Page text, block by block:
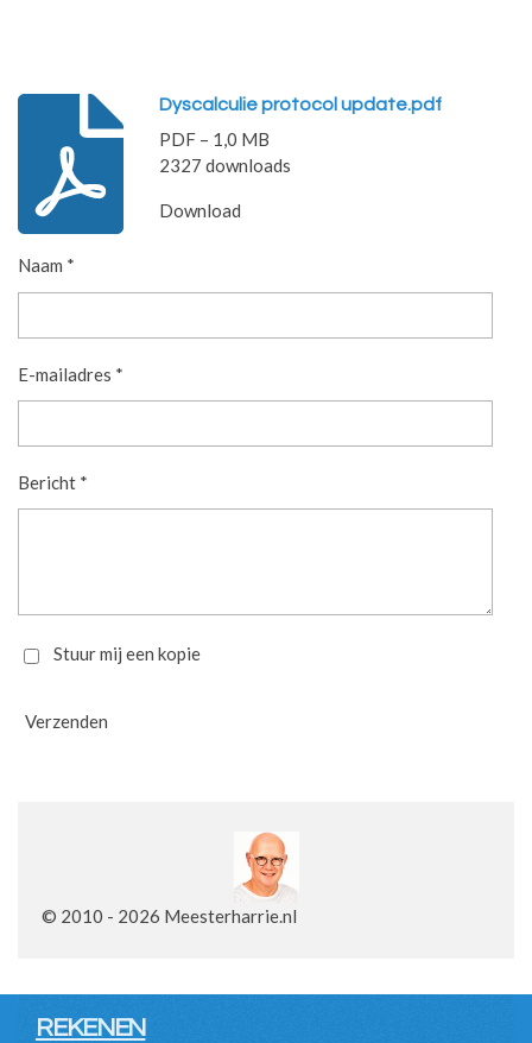
Dyscalculie protocol update.pdf
PDF – 1,0 MB
2327 downloads
Download
Naam *
E-mailadres *
Bericht *
Stuur mij een kopie
Verzenden
© 2010 - 2026 Meesterharrie.nl
REKENEN